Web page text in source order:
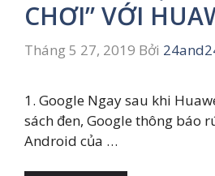
CHƠI” VỚI
Tháng 5 27, 2019 Bởi
1. Google Ngay sau khi
sách đen, Google thông báo
Android của …